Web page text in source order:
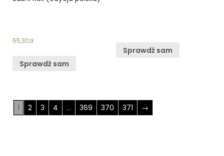
55,30zł
Sprawdź sam
Sprawdź sam
1 2 3 4 … 369 370 371 →